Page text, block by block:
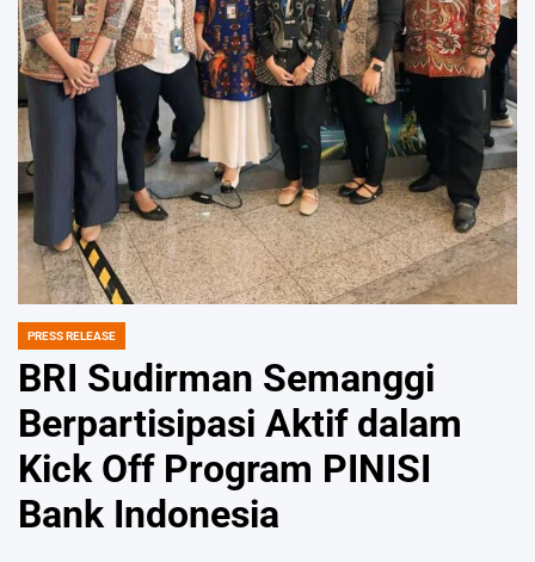
POSTED
PRESS RELEASE
BRI Sudirman Semanggi
Berpartisipasi Aktif dalam
Kick Off Program PINISI
Bank Indonesia